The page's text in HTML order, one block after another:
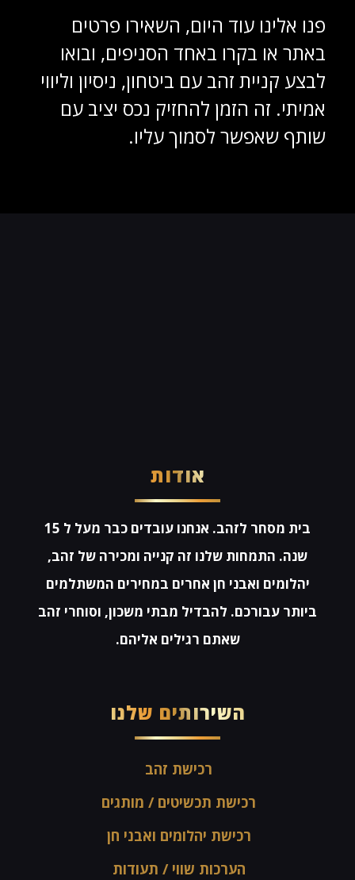
פנו אלינו עוד היום, השאירו פרטים
באתר או בקרו באחד הסניפים, ובואו
לבצע קניית זהב עם ביטחון, ניסיון וליווי
אמיתי. זה הזמן להחזיק נכס יציב עם
שותף שאפשר לסמוך עליו.
אודות
בית מסחר לזהב. אנחנו עובדים כבר מעל ל 15
שנה. התמחות שלנו זה קנייה ומכירה של זהב,
יהלומים ואבני חן אחרים במחירים המשתלמים
ביותר עבורכם. להבדיל מבתי משכון, וסוחרי זהב
שאתם רגילים אליהם.
השירותים שלנו
רכישת זהב
רכישת תכשיטים / מותגים
רכישת יהלומים ואבני חן
הערכות שווי / תעודות